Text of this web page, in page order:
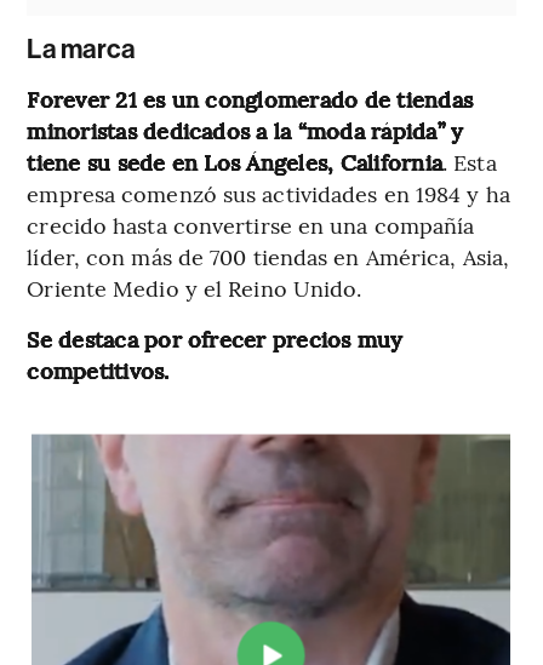
La marca
Forever 21 es un conglomerado de tiendas
minoristas dedicados a la “moda rápida” y
tiene su sede en Los Ángeles, California. Esta
empresa comenzó sus actividades en 1984 y ha
crecido hasta convertirse en una compañía
líder, con más de 700 tiendas en América, Asia,
Oriente Medio y el Reino Unido.
Se destaca por ofrecer precios muy
competitivos.